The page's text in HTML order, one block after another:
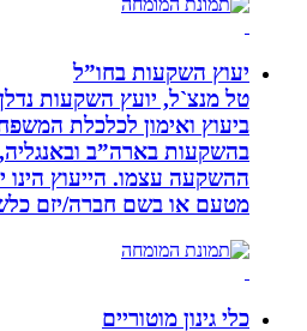
יעוץ השקעות בחו”ל
טל מנצ`ל, יועץ השקעות נדלן
ביעוץ ואימון לכלכלת המשפחה.
בהשקעות בארה”ב ובאנגליה,
ההשקעה עצמו. הייעוץ הינו ייעוץ
מטעם או בשם חברה/יזם כלשהו.
כלי גינון מוטוריים